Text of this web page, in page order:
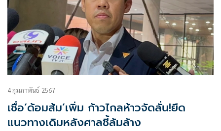
4 กุมภาพันธ์ 2567
เชื่อ‘ด้อมส้ม’เพิ่ม ก้าวไกลห้าวจัดลั่น!ยึด
แนวทางเดิมหลังศาลชี้ล้มล้าง